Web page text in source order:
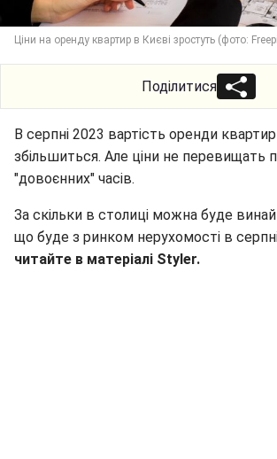
Ціни на оренду квартир в Києві зростуть (фото:
Поділитися
В серпні 2023 вартість оренди
збільшиться. Але ціни не перевищать
"довоєнних" часів.
За скільки в столиці можна буде
що буде з ринком нерухомості в
читайте в матеріалі Styler.